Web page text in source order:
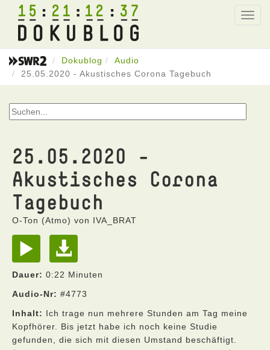
15 21 12 37
Dokublog
Audio
25.05.2020 - Akustisches Corona Tagebuch
25.05.2020 -
Akustisches Corona
Tagebuch
O-Ton (Atmo) von IVA_BRAT
Dauer: 0:22 Minuten
Audio-Nr: #4773
Inhalt: Ich trage nun mehrere Stunden am Tag meine
Kopfhörer. Bis jetzt habe ich noch keine Studie
gefunden, die sich mit diesen Umstand beschäftigt.